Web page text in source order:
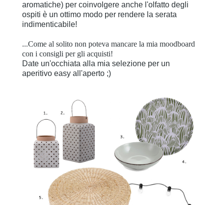
aromatiche) per coinvolgere anche l'olfatto degli
ospiti è un ottimo modo per rendere la serata
indimenticabile!
...Come al solito non poteva mancare la mia moodboard
con i consigli per gli acquisti!
Date un'occhiata alla mia selezione per un
aperitivo easy all'aperto ;)